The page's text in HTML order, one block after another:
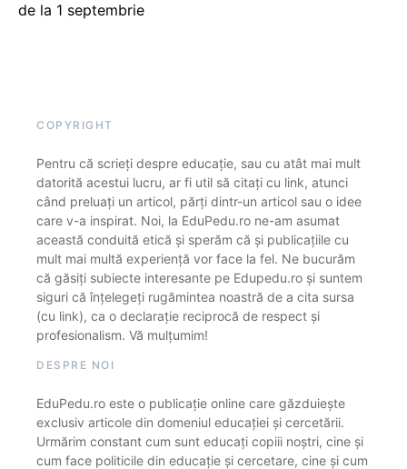
de la 1 septembrie
COPYRIGHT
Pentru că scrieți despre educație, sau cu atât mai mult
datorită acestui lucru, ar fi util să citați cu link, atunci
când preluați un articol, părți dintr-un articol sau o idee
care v-a inspirat. Noi, la EduPedu.ro ne-am asumat
această conduită etică și sperăm că și publicațiile cu
mult mai multă experiență vor face la fel. Ne bucurăm
că găsiți subiecte interesante pe Edupedu.ro și suntem
siguri că înțelegeți rugămintea noastră de a cita sursa
(cu link), ca o declarație reciprocă de respect și
profesionalism. Vă mulțumim!
DESPRE NOI
EduPedu.ro este o publicație online care găzduiește
exclusiv articole din domeniul educației și cercetării.
Urmărim constant cum sunt educați copiii noștri, cine și
cum face politicile din educație și cercetare, cine și cum